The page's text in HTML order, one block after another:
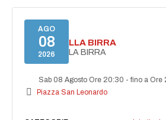
AGO
08
2026
FESTA DELLA BIRRA
FESTA DELLA BIRRA
Sab 08 Agosto Ore 20:30 -fino a Ore
Piazza San Leonardo